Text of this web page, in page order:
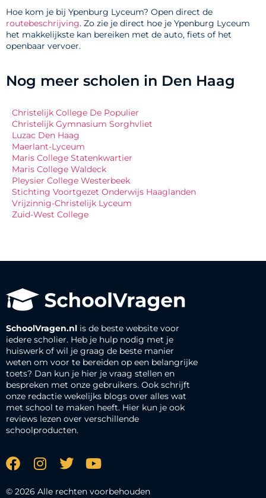
Hoe kom je bij Ypenburg Lyceum? Open direct de
routebeschrijving. Zo zie je direct hoe je Ypenburg Lyceum
het makkelijkste kan bereiken met de auto, fiets of het
openbaar vervoer.
Nog meer scholen in Den Haag
Christelijk College De Populier
Christelijk Gymnasium Sorghvliet
Luzac Den Haag
Maerlant-Lyceum
Maris College Statenkwartier
Maris College Waldeck
Pleysier College Westerbeek
Stichting Voortgezet Onderwijs Haaglanden
Vrijzinnig-Christelijk Lyceum
Zuid-West College
SchoolVragen.nl is de beste website voor
iedere scholier. Heb je hulp nodig met je
huiswerk of wil je graag de beste manier
weten om voor te bereiden op een belangrijke
toets? Dan kun je hier je vraag stellen en
bespreken met onze gebruikers. Ook schrijft
onze redactie wekelijks blogs over alles wat
met school te maken heeft. Hier kun je ook
reviews lezen over verschillende
schoolproducten.
© 2026 Alle rechten voorbehouden